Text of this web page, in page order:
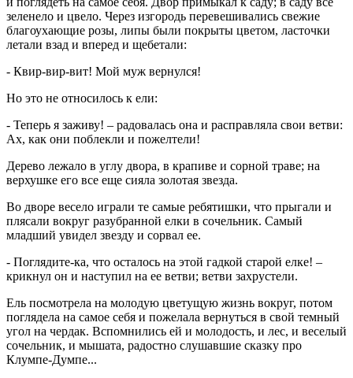
зеленело и цвело. Через изгородь перевешивались свежие
благоухающие розы, липы были покрыты цветом, ласточки
летали взад и вперед и щебетали:
- Квир-вир-вит! Мой муж вернулся!
Но это не относилось к ели:
- Теперь я заживу! – радовалась она и расправляла свои ветви:
Ах, как они поблекли и пожелтели!
Дерево лежало в углу двора, в крапиве и сорной траве; на
верхушке его все еще сияла золотая звезда.
Во дворе весело играли те самые ребятишки, что прыгали и
плясали вокруг разубранной елки в сочельник. Самый
младший увидел звезду и сорвал ее.
- Поглядите-ка, что осталось на этой гадкой старой елке! –
крикнул он и наступил на ее ветви; ветви захрустели.
Ель посмотрела на молодую цветущую жизнь вокруг, потом
поглядела на самое себя и пожелала вернуться в свой темный
угол на чердак. Вспомнились ей и молодость, и лес, и веселый
сочельник, и мышата, радостно слушавшие сказку про
Клумпе-Думпе...